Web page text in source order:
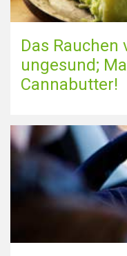
Das Rauchen
ungesund;
Cannabutter!